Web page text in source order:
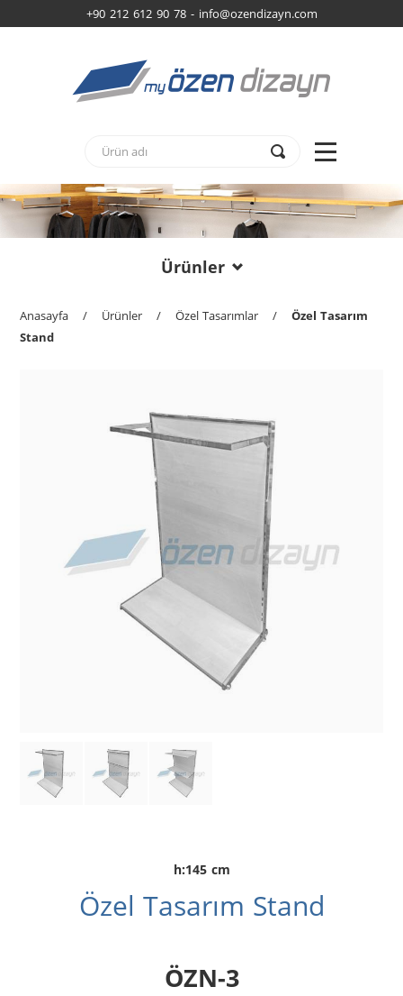
+90 212 612 90 78 - info@ozendizayn.com
Ürünler
Anasayfa / Ürünler / Özel Tasarımlar /
Özel Tasarım
Stand
h:145 cm
Özel Tasarım Stand
ÖZN-3